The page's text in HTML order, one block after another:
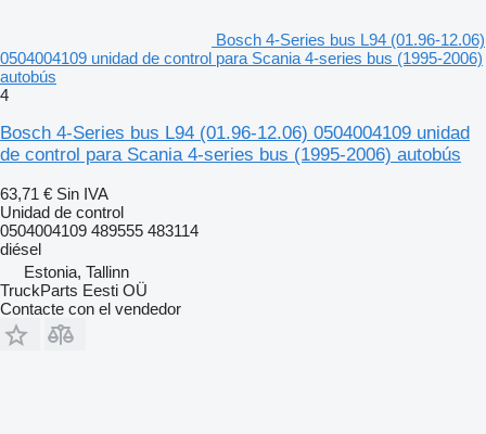
Bosch 4-Series bus L94 (01.96-12.06)
0504004109 unidad de control para Scania 4-series bus (1995-2006)
autobús
4
Bosch 4-Series bus L94 (01.96-12.06) 0504004109 unidad
de control para Scania 4-series bus (1995-2006) autobús
63,71 € Sin IVA
Unidad de control
0504004109 489555 483114
diésel
Estonia, Tallinn
TruckParts Eesti OÜ
Contacte con el vendedor